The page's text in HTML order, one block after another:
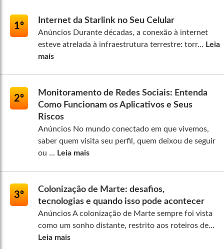
1º
Internet da Starlink no Seu Celular
Anúncios Durante décadas, a conexão à internet
esteve atrelada à infraestrutura terrestre: torr... Leia
mais
2º
Monitoramento de Redes Sociais: Entenda
Como Funcionam os Aplicativos e Seus
Riscos
Anúncios No mundo conectado em que vivemos,
saber quem visita seu perfil, quem deixou de seguir
ou ... Leia mais
3º
Colonização de Marte: desafios,
tecnologias e quando isso pode acontecer
Anúncios A colonização de Marte sempre foi vista
como um sonho distante, restrito aos roteiros de...
Leia mais